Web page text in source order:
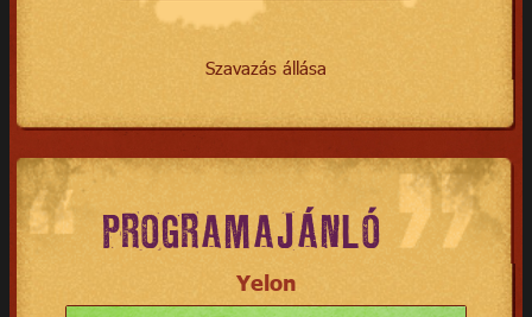
Szavazás állása
PROGRAMAJÁNLÓ
Yelon